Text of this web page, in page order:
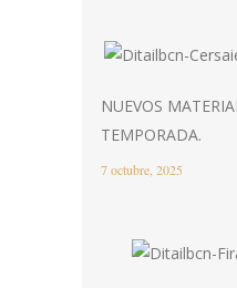
NUEVOS
TEMPORADA.
7 octubre, 2025